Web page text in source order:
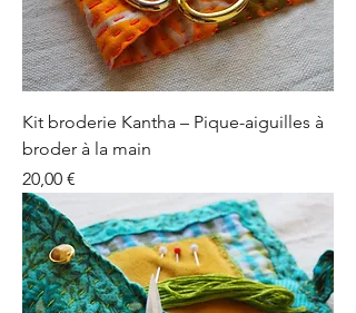
Kit broderie Kantha – Pique-aiguilles à
broder à la main
Prix
20,00 €